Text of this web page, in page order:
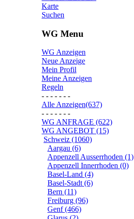
Karte
Suchen
WG Menu
WG Anzeigen
Neue Anzeige
Mein Profil
Meine Anzeigen
Regeln
- - - - - - -
Alle Anzeigen(637)
- - - - - - -
WG ANFRAGE (622)
WG ANGEBOT (15)
Schweiz (1060)
Aargau (6)
Appenzell Ausserrhoden (1)
Appenzell Innerrhoden (0)
Basel-Land (4)
Basel-Stadt (6)
Bern (11)
Freiburg (96)
Genf (466)